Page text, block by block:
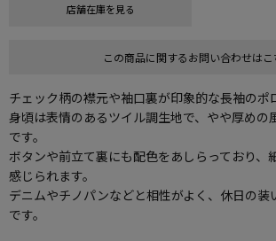
店舗在庫を見る
この商品に関するお問い合わせはこ
チェック柄の襟元や袖口裏が印象的な長袖のポ
身頃は表情のあるツイル調生地で、やや厚めの
です。
ボタンや前立て裏にも配色をあしらっており、
感じられます。
デニムやチノパンなどと相性がよく、休日の装
です。